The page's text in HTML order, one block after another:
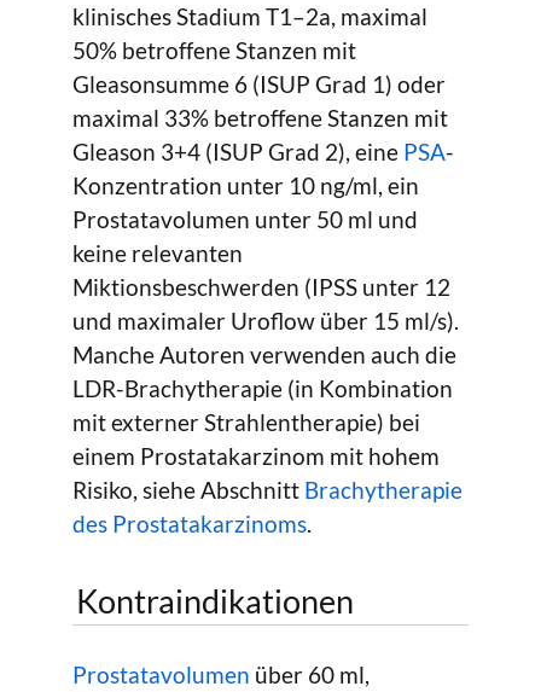
klinisches Stadium T1–2a, maximal
50% betroffene Stanzen mit
Gleasonsumme 6 (ISUP Grad 1) oder
maximal 33% betroffene Stanzen mit
Gleason 3+4 (ISUP Grad 2), eine PSA-
Konzentration unter 10 ng/ml, ein
Prostatavolumen unter 50 ml und
keine relevanten
Miktionsbeschwerden (IPSS unter 12
und maximaler Uroflow über 15 ml/s).
Manche Autoren verwenden auch die
LDR-Brachytherapie (in Kombination
mit externer Strahlentherapie) bei
einem Prostatakarzinom mit hohem
Risiko, siehe Abschnitt Brachytherapie
des Prostatakarzinoms.
Kontraindikationen
Prostatavolumen über 60 ml,